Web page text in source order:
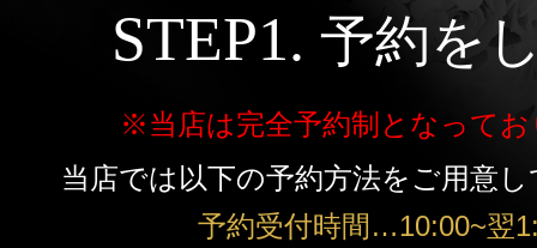
マンション(個室)
高知
ニュース
ギャラリー
STEP1. 予約を
※当店は完全予約制となってお
当店では以下の予約方法をご用意
予約受付時間…10:00~翌